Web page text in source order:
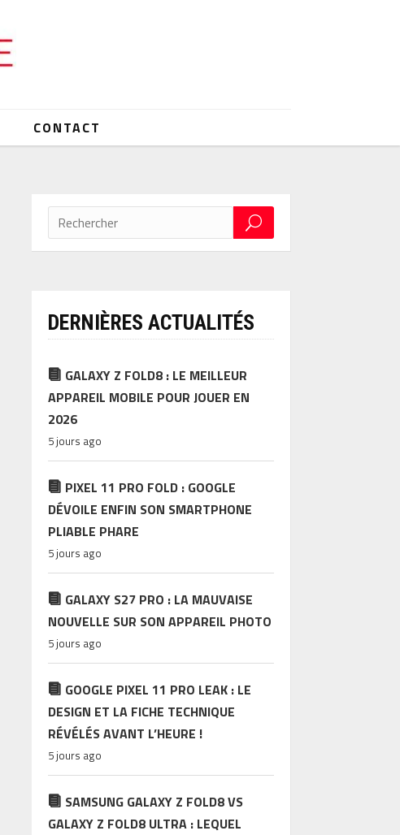
CONTACT
DERNIÈRES ACTUALITÉS
GALAXY Z FOLD8 : LE MEILLEUR
APPAREIL MOBILE POUR JOUER EN
2026
5 jours ago
PIXEL 11 PRO FOLD : GOOGLE
DÉVOILE ENFIN SON SMARTPHONE
PLIABLE PHARE
5 jours ago
GALAXY S27 PRO : LA MAUVAISE
NOUVELLE SUR SON APPAREIL PHOTO
5 jours ago
GOOGLE PIXEL 11 PRO LEAK : LE
DESIGN ET LA FICHE TECHNIQUE
RÉVÉLÉS AVANT L’HEURE !
5 jours ago
SAMSUNG GALAXY Z FOLD8 VS
GALAXY Z FOLD8 ULTRA : LEQUEL